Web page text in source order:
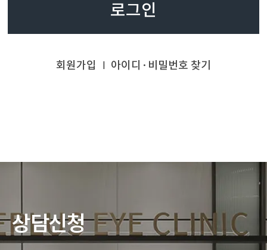
로그인
회원가입 | 아이디·비밀번호 찾기
상담신청